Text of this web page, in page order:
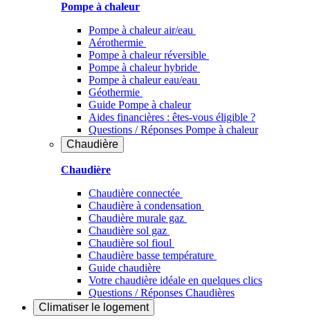
Pompe à chaleur
Pompe à chaleur air/eau
Aérothermie
Pompe à chaleur réversible
Pompe à chaleur hybride
Pompe à chaleur​ eau/eau
Géothermie
Guide Pompe à chaleur
Aides financières : êtes-vous éligible ?
Questions / Réponses Pompe à chaleur
Chaudière
Chaudière
Chaudière connectée
Chaudière à condensation
Chaudière murale gaz
Chaudière sol gaz
Chaudière sol fioul
Chaudière basse température
Guide chaudière
Votre chaudière idéale en quelques clics
Questions / Réponses Chaudières
Climatiser le logement